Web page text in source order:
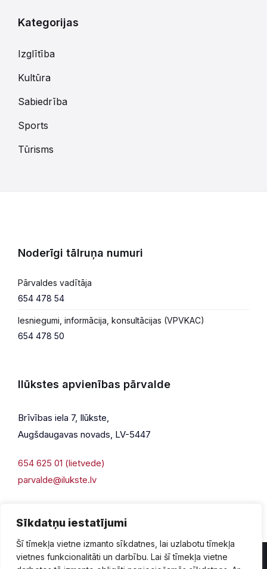
Sīkdatņu iestatījumi
Šī tīmekļa vietne izmanto sīkdatnes, lai uzlabotu tīmekļa
vietnes funkcionalitāti un darbību. Lai šī tīmekļa vietne
Kategorijas
Izglītība
Kultūra
Sabiedrība
Sports
Tūrisms
Noderīgi tālruņa numuri
Pārvaldes vadītāja
654 478 54
Iesniegumi, informācija, konsultācijas (VPVKAC)
654 478 50
Ilūkstes apvienības pārvalde
Brīvības iela 7, Ilūkste,
Augšdaugavas novads, LV-5447
654 625 01 (lietvede)
parvalde@ilukste.lv